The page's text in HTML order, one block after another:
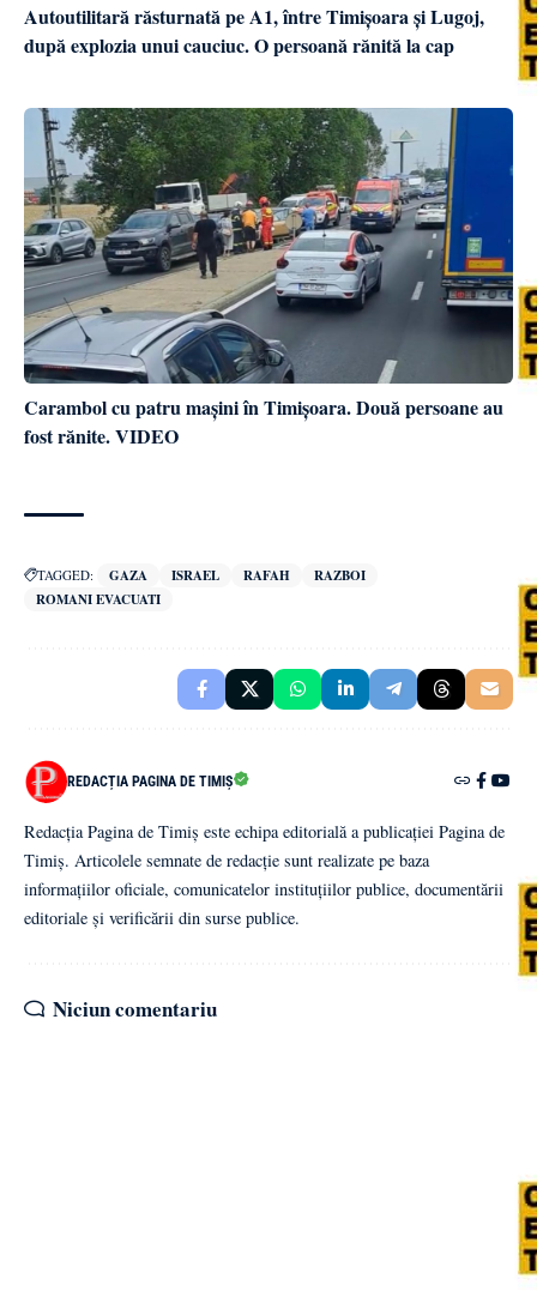
Autoutilitară răsturnată pe A1, între Timișoara și Lugoj,
după explozia unui cauciuc. O persoană rănită la cap
Carambol cu patru mașini în Timișoara. Două persoane au
fost rănite. VIDEO
TAGGED: GAZA ISRAEL RAFAH
RAZBOI
ROMANI EVACUATI
REDACȚIA PAGINA DE TIMIȘ
Redacția Pagina de Timiș este echipa editorială a publicației Pagina de
Timiș. Articolele semnate de redacție sunt realizate pe baza
informațiilor oficiale, comunicatelor instituțiilor publice, documentării
editoriale și verificării din surse publice.
Niciun comentariu